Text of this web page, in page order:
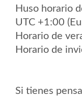
Huso horario
UTC +1:00
Horario de
Horario de
Si tienes